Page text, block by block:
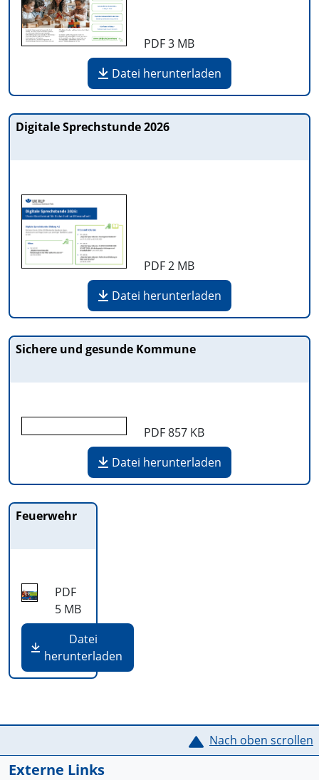
PDF3 MB
Datei herunterladen
Digitale Sprechstunde 2026
PDF2 MB
Datei herunterladen
Sichere und gesunde Kommune
PDF857 KB
Datei herunterladen
Feuerwehr
PDF
5 MB
Datei
herunterladen
Service Informationen Nach oben scrollen
Externe Links